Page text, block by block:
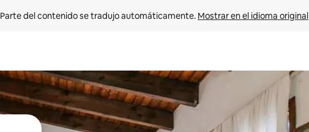
Parte del contenido se tradujo automáticamente. Mostrar en el idioma original